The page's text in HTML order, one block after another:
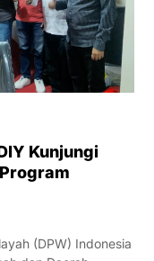
Kunjungi
(DPW) Indonesia